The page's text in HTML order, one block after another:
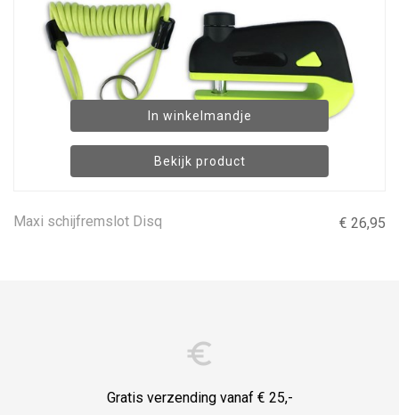
In winkelmandje
Bekijk product
Maxi schijfremslot Disq € 26,95
Gratis verzending vanaf € 25,-